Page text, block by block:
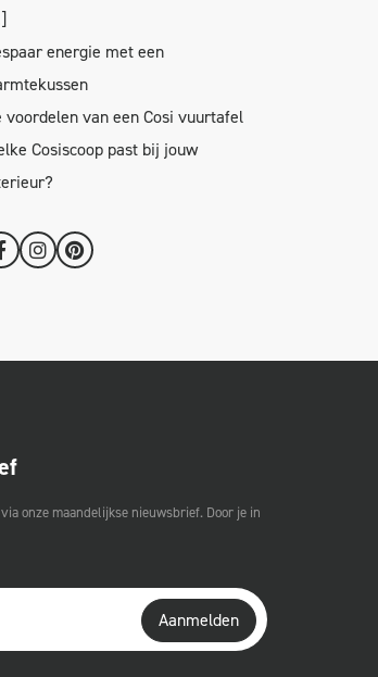
energie met een
voordelen van een Cosi vuurtafel
Cosiscoop past bij jouw
onze maandelijkse nieuwsbrief. Door je in
Aanmelden